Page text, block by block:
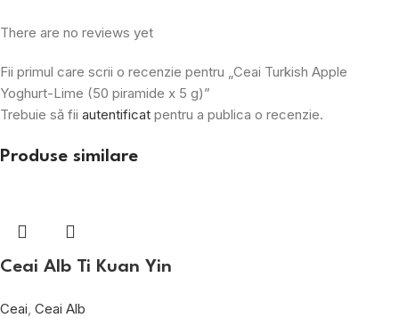
There are no reviews yet
Fii primul care scrii o recenzie pentru „Ceai Turkish Apple
Yoghurt-Lime (50 piramide x 5 g)”
Trebuie să fii autentificat pentru a publica o recenzie.
Produse similare
Ceai Alb Ti Kuan Yin
Ceai, Ceai Alb